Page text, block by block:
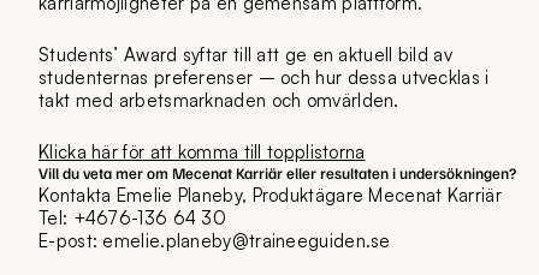
Students’ Award syftar till att ge en aktuell bild av
studenternas preferenser – och hur dessa utvecklas i
takt med arbetsmarknaden och omvärlden.
Klicka här för att komma till topplistorna
Vill du veta mer om Mecenat Karriär eller resultaten i undersökningen?
Kontakta Emelie Planeby, Produktägare Mecenat Karriär
Tel: +4676-136 64 30
E-post: emelie.planeby@traineeguiden.se